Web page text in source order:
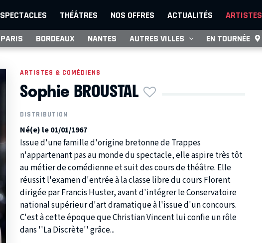
SPECTACLES THÉÂTRES NOS OFFRES ACTUALITÉS ARTISTES
PARIS BORDEAUX NANTES AUTRES VILLES EN TOURNÉE
ARTISTES & COMÉDIENS
Sophie BROUSTAL
DISTRIBUTION
Né(e) le 01/01/1967
Issue d'une famille d'origine bretonne de Trappes
n'appartenant pas au monde du spectacle, elle aspire très tôt
au métier de comédienne et suit des cours de théâtre. Elle
réussit l'examen d'entrée à la classe libre du cours Florent
dirigée par Francis Huster, avant d'intégrer le Conservatoire
national supérieur d'art dramatique à l'issue d'un concours.
C'est à cette époque que Christian Vincent lui confie un rôle
dans ''La Discrète'' grâce...